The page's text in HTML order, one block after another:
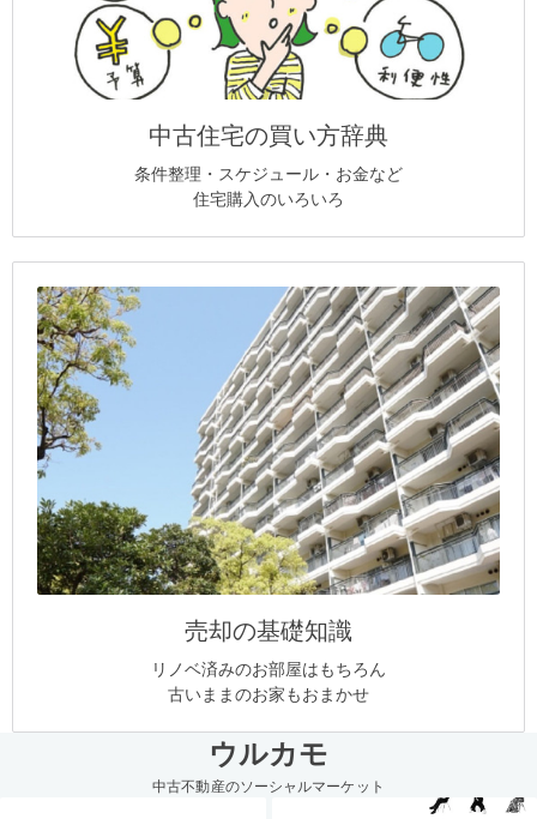
中古住宅の買い方辞典
条件整理・スケジュール・お金など
住宅購入のいろいろ
売却の基礎知識
リノベ済みのお部屋はもちろん
古いままのお家もおまかせ
ウルカモ
中古不動産のソーシャルマーケット